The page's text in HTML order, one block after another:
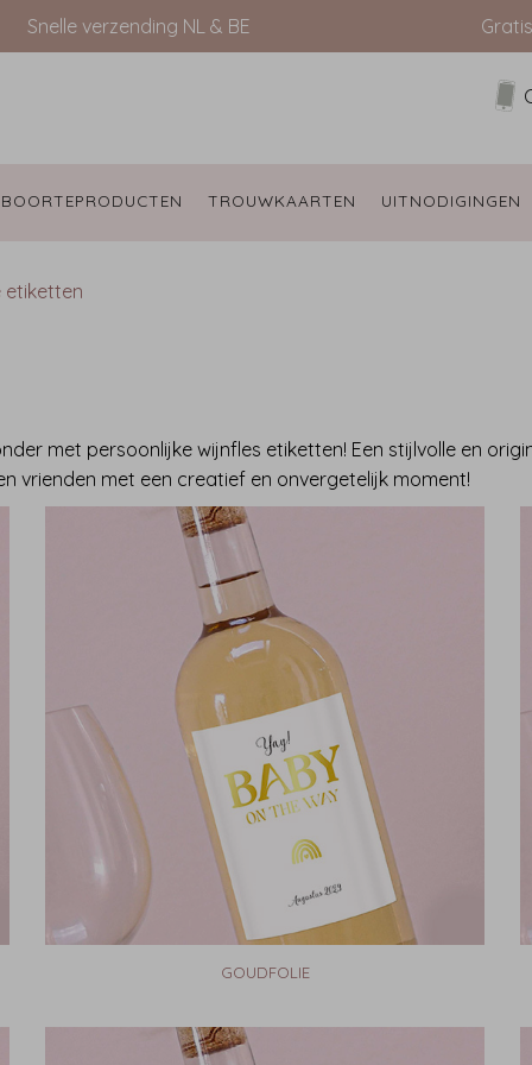
Snelle verzending NL & BE
TROUWKAARTEN UITNODIGINGEN
etiketten
met persoonlijke wijnfles etiketten! Een stijlvolle en
vrienden met een creatief en onvergetelijk moment!
GOUDFOLIE